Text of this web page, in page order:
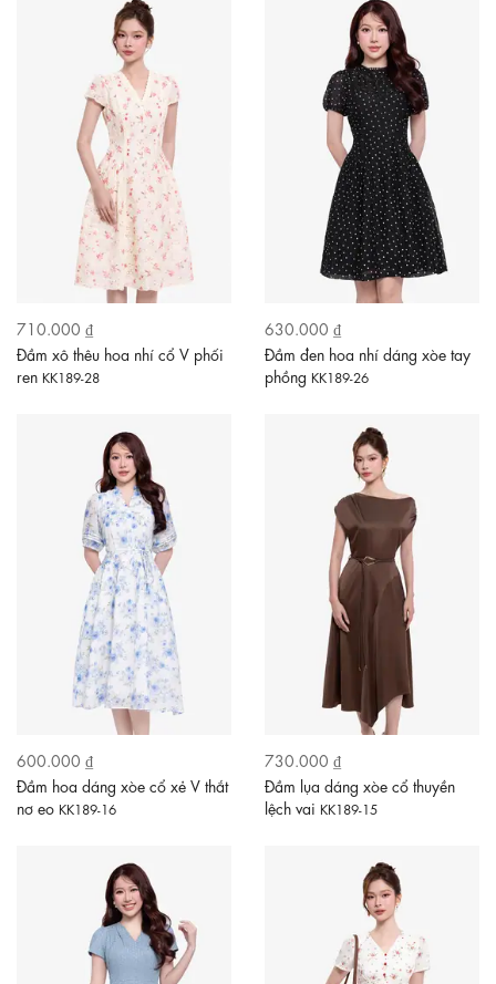
710.000 ₫
Đầm xô thêu hoa nhí cổ V phối
ren KK189-28
630.000 ₫
Đầm đen hoa nhí dáng xòe tay
phồng KK189-26
600.000 ₫
Đầm hoa dáng xòe cổ xẻ V thắt
nơ eo KK189-16
730.000 ₫
Đầm lụa dáng xòe cổ thuyền
lệch vai KK189-15